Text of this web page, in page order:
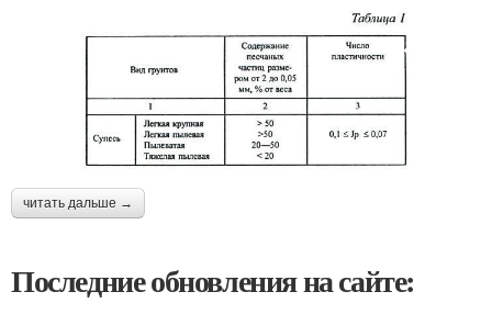
читать дальше →
Последние обновления на сайте: